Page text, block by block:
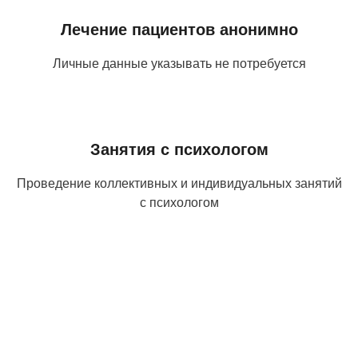
Лечение пациентов анонимно
Личные данные указывать не потребуется
Занятия с психологом
Проведение коллективных и индивидуальных занятий
с психологом